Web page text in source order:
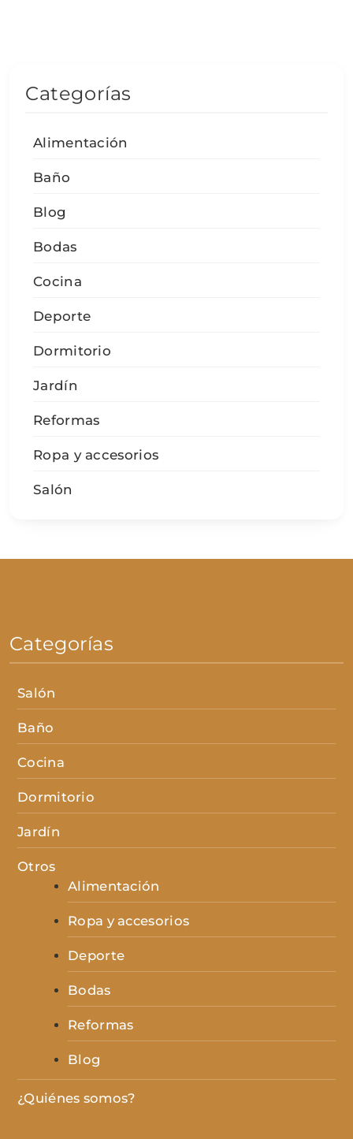
Categorías
Alimentación
Baño
Blog
Bodas
Cocina
Deporte
Dormitorio
Jardín
Reformas
Ropa y accesorios
Salón
Categorías
Salón
Baño
Cocina
Dormitorio
Jardín
Otros
Alimentación
Ropa y accesorios
Deporte
Bodas
Reformas
Blog
¿Quiénes somos?